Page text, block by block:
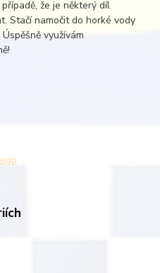
že je některý díl
Stačí namočit do horké vody
využívám